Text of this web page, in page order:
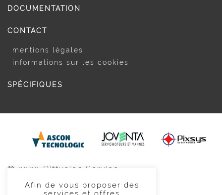
DOCUMENTATION
CONTACT
mentions légales
informations sur les cookies
SPÉCIFIQUES
2020 Diffusion Service
02 51 65 99 99
Afin de vous proposer des